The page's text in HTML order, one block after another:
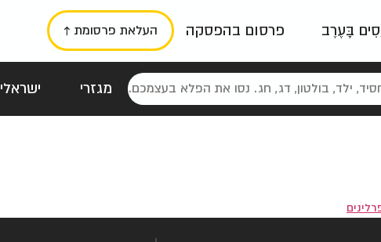
בָּעֶרֶב פרסום בהפסקה העלאת פרסומת ↑
מגזרי ישראלי
נוסטלגי כרזות טיפוגרפי